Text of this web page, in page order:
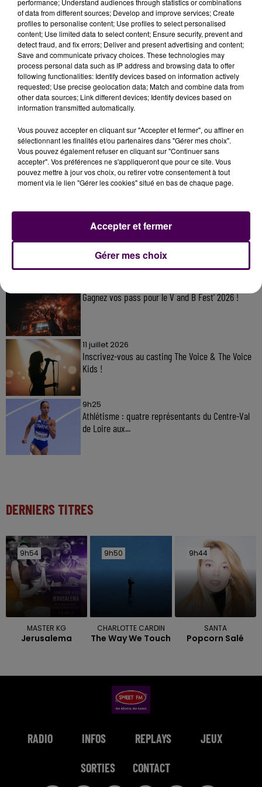
sécurité des circulations et la fiabilité de
l'infrastructure", indique la compagnie ferroviaire.
Depuis l’incendie du 29 mars, nos équipes et
partenaires à la gare de Tours travaillent
d’arrache-pied pour réparer les dégâts du poste
d’aiguillage principal. 1/3
pic.twitter.com/DatUNox5iH
— SNCF Réseau (@SNCFReseau) April 7, 2025
Gagnez vos pass pour le V and B Fest' 2026 !
11 juillet 2026
Inscrivez-vous au casting The Voice & The Voice
Kids !
9h25
Athlétisme : quatre représentants du Centre-Val
de Loire aux...
DERNIERS TITRES
9h54
9h54
MASTER KG
Jerusalema
9h50
9h50
CHARLOTTE CARDIN
The Way We Touch
9h44
9h44
SANTA
Popcorn Salé
RADIO INFOS REPLAYS JEUX
SORTIES CONTACT
performance; Understand audiences through statistics or combinations
of data from different sources; Develop and improve services; Create
profiles to personalise content; Use profiles to select personalised
content; Use limited data to select content; Ensure security, prevent and
detect fraud, and fix errors; Deliver and present advertising and content;
Save and communicate privacy choices. These technologies may
process personal data such as IP address and browsing data to offer
following functionalities: Identify devices based on information actively
requested; Use precise geolocation data; Match and combine data from
other data sources; Link different devices; Identify devices based on
information transmitted automatically.
Vous pouvez accepter en cliquant sur "Accepter et fermer", ou affiner en
sélectionnant les finalités et/ou partenaires dans "Gérer mes choix".
Vous pouvez également refuser en cliquant sur "Continuer sans
accepter". Vos préférences ne s'appliqueront que pour ce site. Vous
pouvez mettre à jour vos choix, ou retirer votre consentement à tout
moment via le lien "Gérer les cookies" situé en bas de chaque page.
Gérer mes choix
Accepter et fermer